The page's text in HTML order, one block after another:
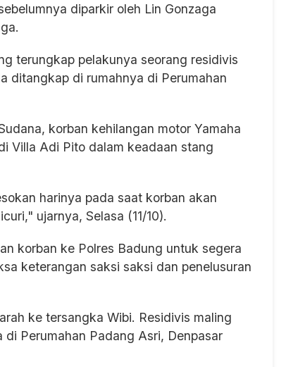
diparkir oleh Lin Gonzaga
terungkap pelakunya seorang residivis
ditangkap di rumahnya di Perumahan
korban kehilangan motor Yamaha
Villa Adi Pito dalam keadaan stang
harinya pada saat korban akan
ujarnya, Selasa (11/10).
korban ke Polres Badung untuk segera
keterangan saksi saksi dan penelusuran
ke tersangka Wibi. Residivis maling
Perumahan Padang Asri, Denpasar